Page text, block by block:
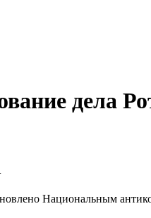
дела
Национальным